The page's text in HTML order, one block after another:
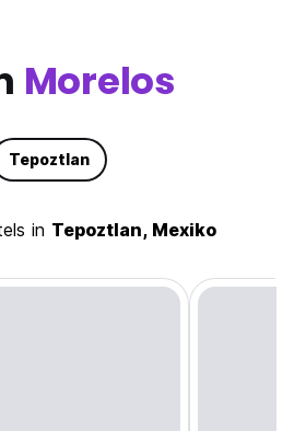
Morelos
Tepoztlan
in Tepoztlan, Mexiko